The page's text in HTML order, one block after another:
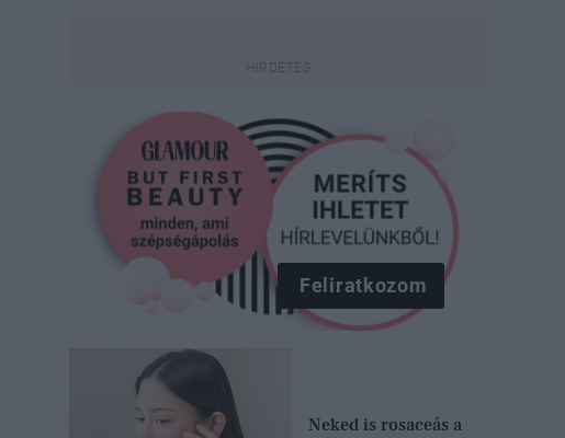
Feliratkozom
Neked is rosaceás a